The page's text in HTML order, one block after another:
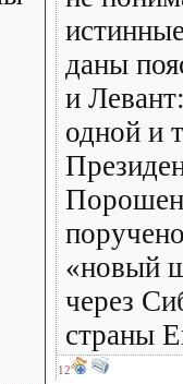
даны
и
одной и
«новый
через
страны
12